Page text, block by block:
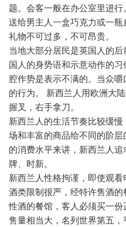
题。会客一般在办公室里进
送给男主人一盒巧克力或一瓶
礼物不可过多，不可昂贵。
当地大部分居民是英国人的
国人的身势语和示意动作的
腔作势是表示不满的。当众
的行为。
新西兰人用欧洲大
握叉，右手拿刀。
新西兰人的生活节奏比较缓
场和丰富的商品给不同的阶
的消费水平来讲，新西兰人
牌、时新。
新西兰人性格拘谨，即使观
酒类限制很严，经特许售酒
性酒的餐馆，客人必须买一
售量相当大，名列世界第五，